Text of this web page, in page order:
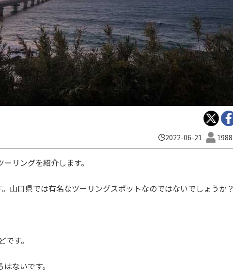
2022-06-21 1988
ーリングを紹介します。
山口県では有名なツーリングスポットなのではないでしょうか？
す。
ないです。